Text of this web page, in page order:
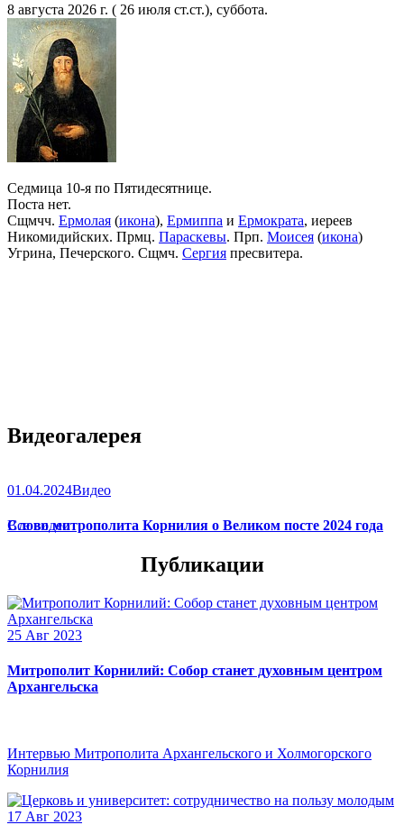
8 августа 2026 г. ( 26 июля ст.ст.), суббота.
Седмица 10-я по Пятидесятнице.
Поста нет.
Сщмчч. Ермолая (икона), Ермиппа и Ермократа, иереев
Никомидийских. Прмц. Параскевы. Прп. Моисея (икона)
Угрина, Печерского. Сщмч. Сергия пресвитера.
Видеогалерея
01.04.2024Видео
Слово митрополита Корнилия о Великом посте 2024 года
Все видео
Публикации
25 Авг 2023
Митрополит Корнилий: Собор станет духовным центром
Архангельска
Интервью Митрополита Архангельского и Холмогорского
Корнилия
17 Авг 2023